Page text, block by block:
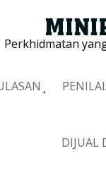
Perkhidmatan
DIJUAL